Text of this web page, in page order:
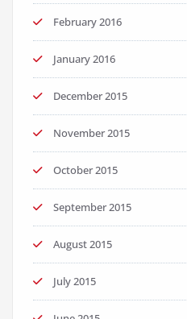
February 2016
January 2016
December 2015
November 2015
October 2015
September 2015
August 2015
July 2015